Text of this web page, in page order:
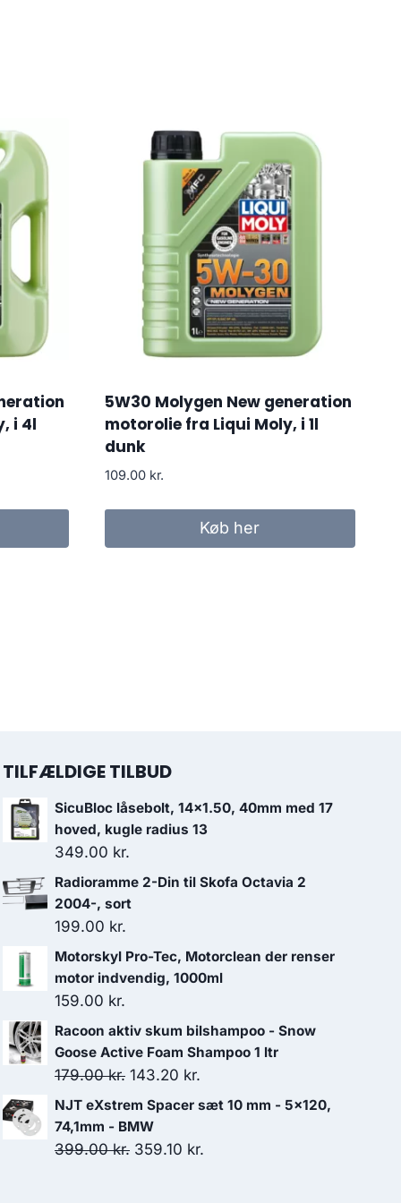
i 4l
5W30 Molygen New generation
motorolie fra Liqui Moly, i 1l
dunk
109.00 kr.
Køb her
TILFÆLDIGE TILBUD
SicuBloc låsebolt, 14x1.50, 40mm med 17
hoved, kugle radius 13
349.00 kr.
Radioramme 2-Din til Skofa Octavia 2
2004-, sort
199.00 kr.
Motorskyl Pro-Tec, Motorclean der renser
motor indvendig, 1000ml
159.00 kr.
Racoon aktiv skum bilshampoo - Snow
Goose Active Foam Shampoo 1 ltr
179.00kr. Den
oprindelige
pris
var:
143.20 kr.
aktuelle
er:
NJT eXstrem Spacer sæt 10 mm - 5x120,
74,1mm - BMW
399.00kr. Den
359.10 kr.